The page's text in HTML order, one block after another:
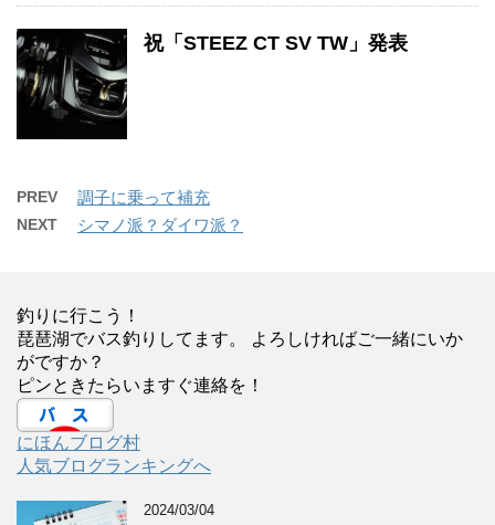
祝「STEEZ CT SV TW」発表
PREV 調子に乗って補充
NEXT シマノ派？ダイワ派？
釣りに行こう！
琵琶湖でバス釣りしてます。 よろしければご一緒にいか
がですか？
ピンときたらいますぐ連絡を！
にほんブログ村
人気ブログランキングへ
2024/03/04